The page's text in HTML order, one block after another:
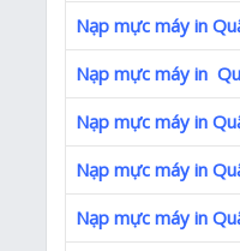
Nạp mực máy in
Nạp mực máy in
Nạp mực máy in
Nạp mực máy in
Nạp mực máy in